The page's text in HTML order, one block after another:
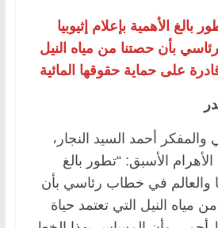
الأهمية بإعلام إثيوبيا
بأن حصتنا من مياه النيل
على حماية حقوقها المائية
أحمد السيد النجار،
الأسبق: “تطور بالغ
والعالم في خطاب رئاسي بأن
مياه النيل التي تعتمد حياة